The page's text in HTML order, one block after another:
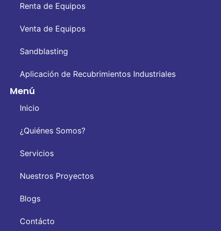
Renta de Equipos
Venta de Equipos
Sandblasting
Aplicación de Recubrimientos Industriales
Menú
Inicio
¿Quiénes Somos?
Servicios
Nuestros Proyectos
Blogs
Contácto